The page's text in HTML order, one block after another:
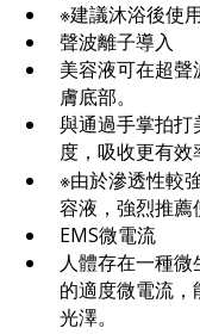
※建議沐浴後使
聲波離子導入
美容液可在超
膚底部。
與通過手掌拍打
度，吸收更有效
※由於滲透性較
容液，強烈推薦
EMS微電流
人體存在一種
的適度微電流，
光澤。